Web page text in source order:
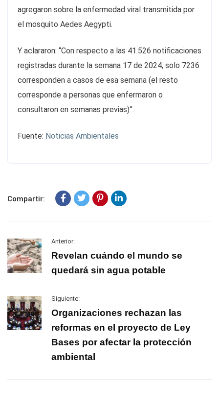
agregaron sobre la enfermedad viral transmitida por
el mosquito Aedes Aegypti.
Y aclararon: “Con respecto a las 41.526 notificaciones
registradas durante la semana 17 de 2024, solo 7236
corresponden a casos de esa semana (el resto
corresponde a personas que enfermaron o
consultaron en semanas previas)”.
Fuente: Noticias Ambientales
Compartir:
Anterior:
Revelan cuándo el mundo se
quedará sin agua potable
Siguiente:
Organizaciones rechazan las
reformas en el proyecto de Ley
Bases por afectar la protección
ambiental